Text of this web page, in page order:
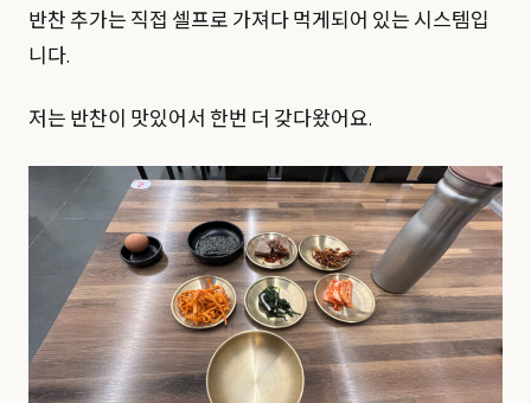
반찬 추가는 직접 셀프로 가져다 먹게되어 있는 시스템입
니다.
저는 반찬이 맛있어서 한번 더 갖다왔어요.